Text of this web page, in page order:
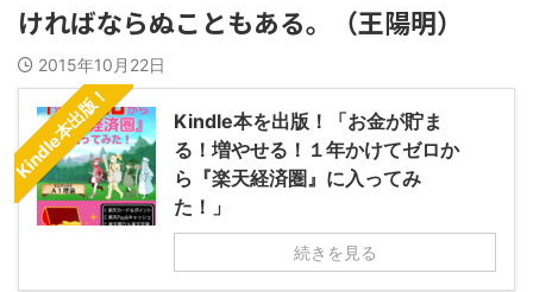
ければならぬこともある。（王陽明）
2015年10月22日
Kindle本出版！
Kindle本を出版！「お金が貯ま
る！増やせる！１年かけてゼロか
ら『楽天経済圏』に入ってみ
た！」
続きを見る